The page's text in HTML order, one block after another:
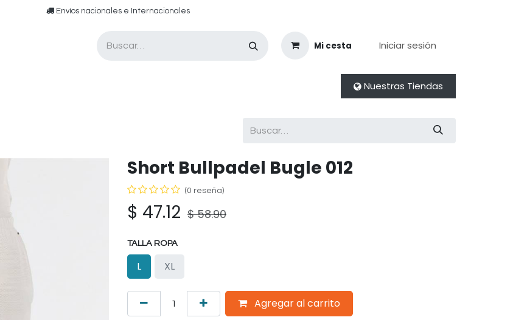
​​ E​nvíos nacionales e ​​​Internacionales​
Mi cesta Iniciar sesión
Nuestras Tiendas
Short Bullpadel Bugle 012
(0 reseña)
$ 47.12 $58.90
TALLA ROPA
L XL
Agregar al carrito